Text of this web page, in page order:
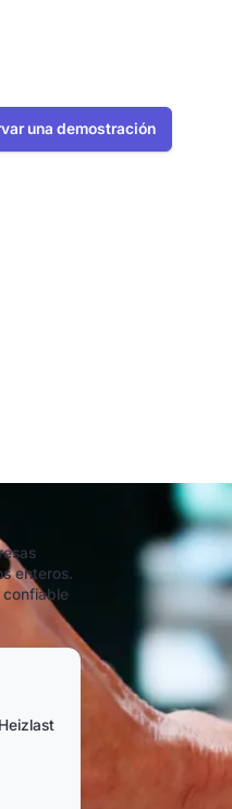
una demostración
enteros.